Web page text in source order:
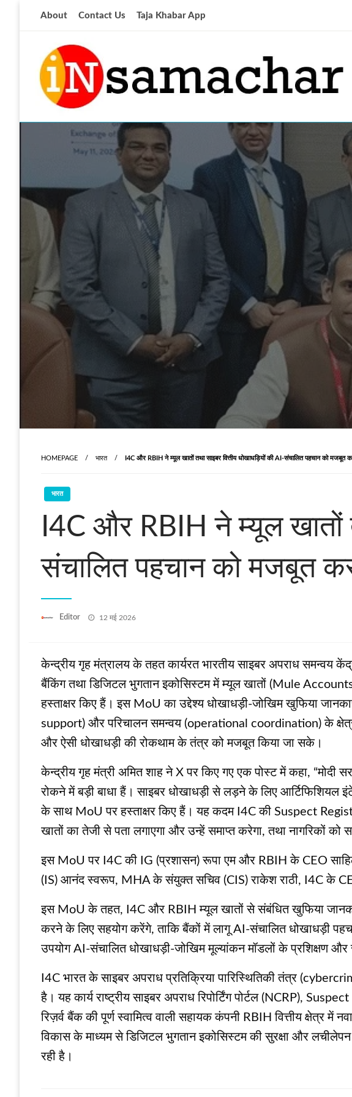
About Contact Us Taja Khabar App
insamachar
आज की ताजा खबर
HOMEPAGE भारत I4C और RBIH ने म्यूल खातों तथा साइबर वित्तीय धोखाधड़ियों की AI-संचालित पहचान को मजबूत
भारत
I4C और RBIH ने म्यूल खातों
संचालित पहचान को मजबूत
Editor
Posted
12 मई 2026
केन्द्रीय गृह मंत्रालय के तहत कार्यरत भारतीय साइबर अपराध समन्वय
बैंकिंग तथा डिजिटल भुगतान इकोसिस्टम में म्यूल खातों (Mule
हस्ताक्षर किए हैं। इस MoU का उद्देश्य धोखाधड़ी-जोखिम खुफिया
support) और परिचालन समन्वय (operational coordination) के
और ऐसी धोखाधड़ी की रोकथाम के तंत्र को मजबूत किया जा सके।
केन्द्रीय गृह मंत्री अमित शाह ने X पर किए गए एक पोस्ट में कहा, “मोदी
रोकने में बड़ी बाधा हैं। साइबर धोखाधड़ी से लड़ने के लिए
के साथ MoU पर हस्ताक्षर किए हैं। यह कदम I4C की Suspect
खातों का तेजी से पता लगाएगा और उन्हें समाप्त करेगा, तथा नागरिकों
इस MoU पर I4C की IG (प्रशासन) रूपा एम और RBIH के CEO साहिल
(IS) आनंद स्वरूप, MHA के संयुक्त सचिव (CIS) राकेश राठी, I4C के
इस MoU के तहत, I4C और RBIH म्यूल खातों से संबंधित खुफिया
करने के लिए सहयोग करेंगे, ताकि बैंकों में लागू AI-संचालित धोखाधड़ी
उपयोग AI-संचालित धोखाधड़ी-जोखिम मूल्यांकन मॉडलों के प्रशिक्षण
I4C भारत के साइबर अपराध प्रतिक्रिया पारिस्थितिकी तंत्र
है। यह कार्य राष्ट्रीय साइबर अपराध रिपोर्टिंग पोर्टल (NCRP),
रिज़र्व बैंक की पूर्ण स्वामित्व वाली सहायक कंपनी RBIH वित्तीय क्षेत्र में
विकास के माध्यम से डिजिटल भुगतान इकोसिस्टम की सुरक्षा और
रही है।